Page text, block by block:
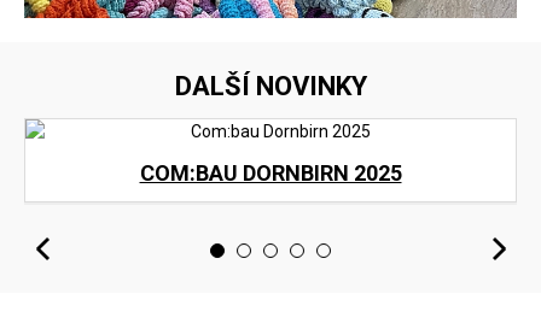
DALŠÍ NOVINKY
COM:BAU DORNBIRN 2025
>